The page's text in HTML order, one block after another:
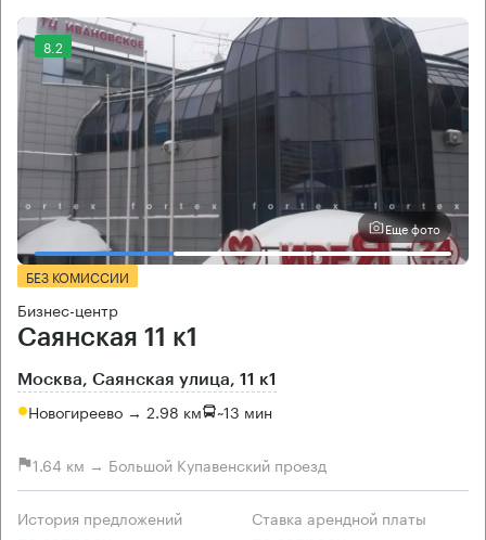
8.2
Еще фото
БЕЗ КОМИССИИ
Бизнес-центр
Саянская 11 к1
Москва, Саянская улица, 11 к1
Новогиреево → 2.98 км ~13 мин
1.64 км → Большой Купавенский проезд
История предложений Ставка арендной платы